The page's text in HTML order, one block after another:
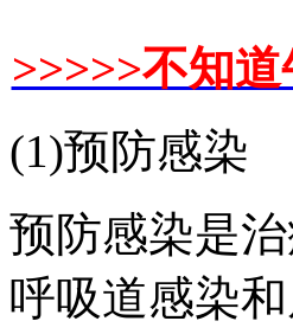
>>>>>不知
(1)预防感染
预防感染是
呼吸道感染